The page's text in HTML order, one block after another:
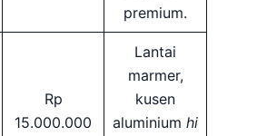
premium.
Rp
15.000.000
Lantai
marmer,
kusen
aluminium hi